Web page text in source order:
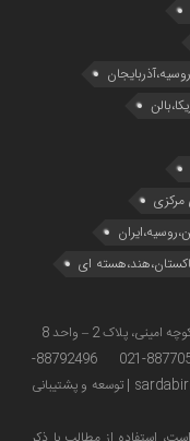
مرکزی
ای
| کدپستی: 1434734368 | تلفن: 88770586-021 88792496-
توسعه و پشتیبانی